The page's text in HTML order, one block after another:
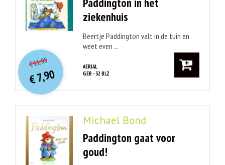
ziekenhuis
Beertje Paddington valt in de tuin en
weet even ...
AERIAL
GEB - 32 BLZ
€11,95O
orspr
onkelijke
prijs
was:
€ 11,95.
€7,90
Huidige
prijs
is:
€ 7,90.
Michael Bond
Paddington gaat voor
goud!